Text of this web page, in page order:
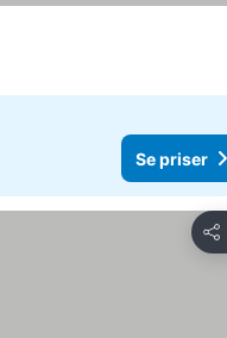
Se priser
Dela